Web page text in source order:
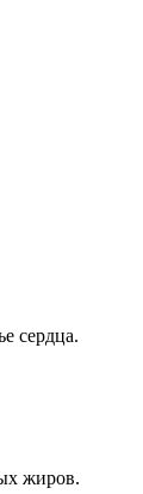
сердца.
жиров.